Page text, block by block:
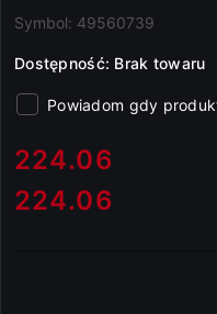
Symbol: 49560739
Dostępność: Brak towaru
Powiadom gdy
cena:
224.06
Cena:
224.06